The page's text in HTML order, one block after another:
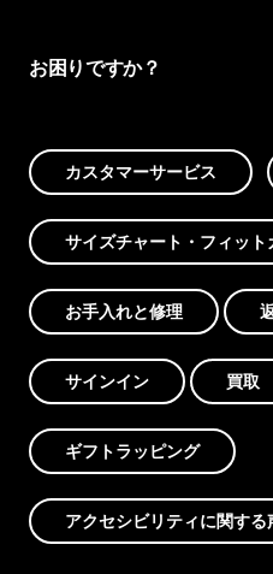
お困りですか？
カスタマーサービス
サイズチャート・フィット
お手入れと修理
サインイン 買取
ギフトラッピング
アクセシビリティに関する